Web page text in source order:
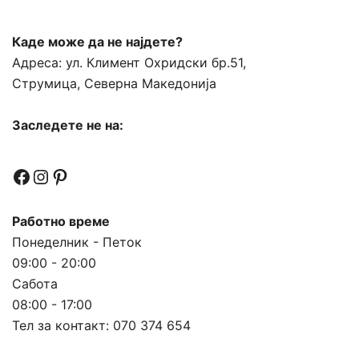
Каде може да не најдете?
Адреса: ул. Климент Охридски бр.51,
Струмица, Северна Македонија
Заследете не на:
Facebook
Instagram
Pinterest
Работно време
Понеделник - Петок
09:00 - 20:00
Сабота
08:00 - 17:00
Тел за контакт: 070 374 654